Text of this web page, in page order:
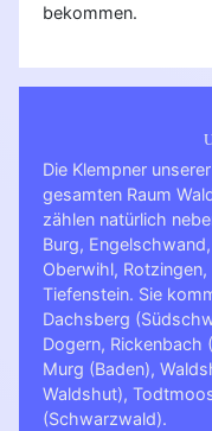
bekommen.
Die Klempner
gesamten Raum
zählen natürlich
Burg,
Oberwihl,
Tiefenstein. Sie
Dachsberg
Dogern, Rickenbach
Murg (Baden),
Waldshut),
(Schwarzwald).